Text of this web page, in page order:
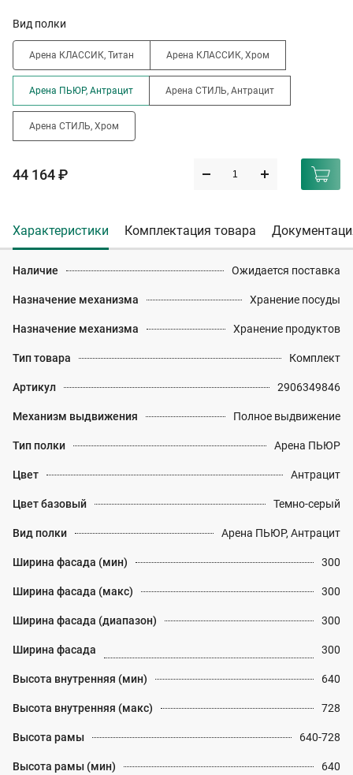
Вид полки
Арена КЛАССИК, Титан Арена КЛАССИК, Хром
Арена ПЬЮР, Антрацит Арена СТИЛЬ, Антрацит
Арена СТИЛЬ, Хром
44 164 ₽
Характеристики Комплектация товара
Наличие Ожидается поставка
Назначение механизма Хранение посуды
Назначение механизма Хранение продуктов
Тип товара Комплект
Артикул 2906349846
Механизм выдвижения Полное выдвижение
Тип полки Арена ПЬЮР
Цвет Антрацит
Цвет базовый Темно-серый
Вид полки Арена ПЬЮР, Антрацит
Ширина фасада (мин) 300
Ширина фасада (макс) 300
Ширина фасада (диапазон) 300
Ширина фасада 300
Высота внутренняя (мин) 640
Высота внутренняя (макс) 728
Высота рамы 640-728
Высота рамы (мин) 640